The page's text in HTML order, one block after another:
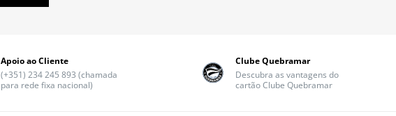
Apoio ao Cliente
(+351) 234 245 893 (chamada
para rede fixa nacional)
Clube Quebramar
Descubra as vantagens do
cartão Clube Quebramar